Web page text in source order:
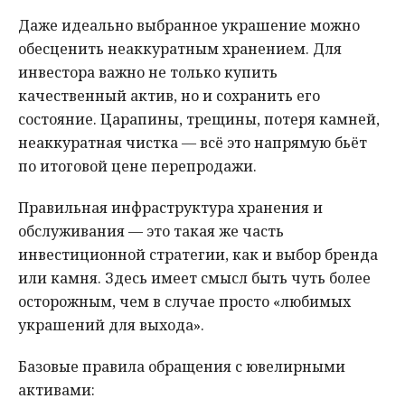
Даже идеально выбранное украшение можно
обесценить неаккуратным хранением. Для
инвестора важно не только купить
качественный актив, но и сохранить его
состояние. Царапины, трещины, потеря камней,
неаккуратная чистка — всё это напрямую бьёт
по итоговой цене перепродажи.
Правильная инфраструктура хранения и
обслуживания — это такая же часть
инвестиционной стратегии, как и выбор бренда
или камня. Здесь имеет смысл быть чуть более
осторожным, чем в случае просто «любимых
украшений для выхода».
Базовые правила обращения с ювелирными
активами: